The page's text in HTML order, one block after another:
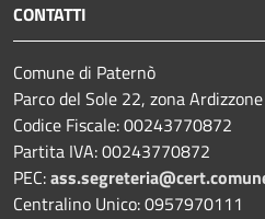
CONTATTI
Comune di Paternò
Parco del Sole 22, zona
Codice Fiscale: 00243770872
Partita IVA: 00243770872
PEC:
Centralino Unico: 0957970111